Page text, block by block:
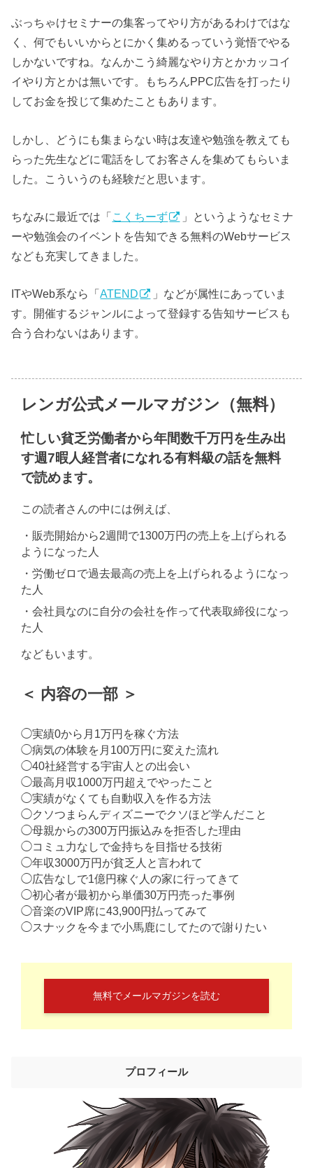
ぶっちゃけセミナーの集客ってやり方があるわけではな
く、何でもいいからとにかく集めるっていう覚悟でやる
しかないですね。なんかこう綺麗なやり方とかカッコイ
イやり方とかは無いです。もちろんPPC広告を打ったり
してお金を投じて集めたこともあります。
しかし、どうにも集まらない時は友達や勉強を教えても
らった先生などに電話をしてお客さんを集めてもらいま
した。こういうのも経験だと思います。
ちなみに最近では「こくちーず
」というようなセミナ
ーや勉強会のイベントを告知できる無料のWebサービス
なども充実してきました。
ITやWeb系なら「ATEND
」などが属性にあっていま
す。開催するジャンルによって登録する告知サービスも
合う合わないはあります。
レンガ公式メールマガジン（無料）
忙しい貧乏労働者から年間数千万円を生み出
す週7暇人経営者になれる有料級の話を無料
で読めます。
この読者さんの中には例えば、
・販売開始から2週間で1300万円の売上を上げられる
ようになった人
・労働ゼロで過去最高の売上を上げられるようになっ
た人
・会社員なのに自分の会社を作って代表取締役になっ
た人
などもいます。
＜ 内容の一部 ＞
◯実績0から月1万円を稼ぐ方法
◯病気の体験を月100万円に変えた流れ
◯40社経営する宇宙人との出会い
◯最高月収1000万円超えでやったこと
◯実績がなくても自動収入を作る方法
◯クソつまらんディズニーでクソほど学んだこと
◯母親からの300万円振込みを拒否した理由
◯コミュ力なしで金持ちを目指せる技術
◯年収3000万円が貧乏人と言われて
◯広告なしで1億円稼ぐ人の家に行ってきて
◯初心者が最初から単価30万円売った事例
◯音楽のVIP席に43,900円払ってみて
◯スナックを今まで小馬鹿にしてたので謝りたい
無料でメールマガジンを読む
プロフィール